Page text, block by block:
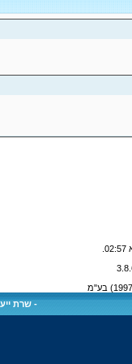
02:57
- שרת